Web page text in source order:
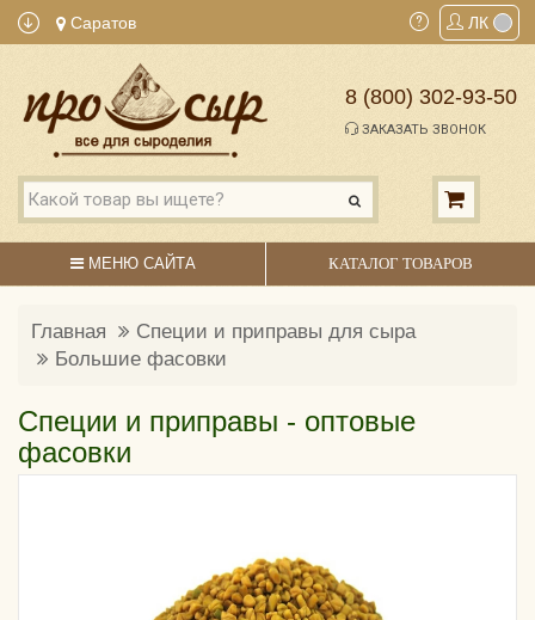
Саратов ЛК
8 (800) 302-93-50
ЗАКАЗАТЬ ЗВОНОК
МЕНЮ САЙТА КАТАЛОГ ТОВАРОВ
Главная
Специи и приправы для сыра
Большие фасовки
Специи и приправы - оптовые
фасовки